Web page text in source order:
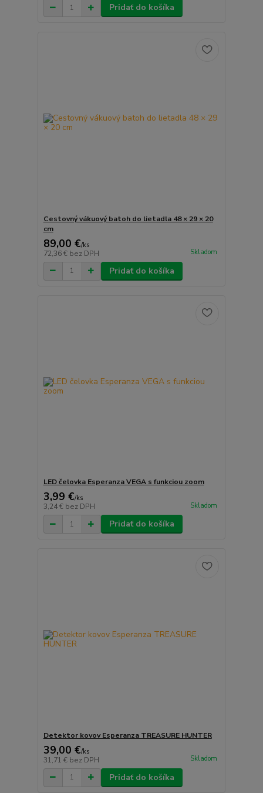
Pridať do košíka
Cestovný vákuový batoh do lietadla 48 × 29 × 20
cm
89,00 €/ks
72,36 € bez DPH Skladom
Pridať do košíka
LED čelovka Esperanza VEGA s funkciou zoom
3,99 €/ks
3,24 € bez DPH Skladom
Pridať do košíka
Detektor kovov Esperanza TREASURE HUNTER
39,00 €/ks
31,71 € bez DPH Skladom
Pridať do košíka